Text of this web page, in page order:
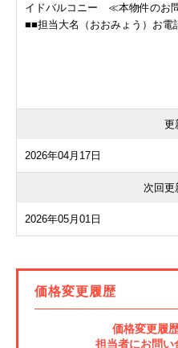
イドバルコニー ≪本物件のお
■■担当大名（おおみょう）お
更
2026年04月17日
次回更
2026年05月01日
価格変更履歴
価格変更履
担当者にお問い